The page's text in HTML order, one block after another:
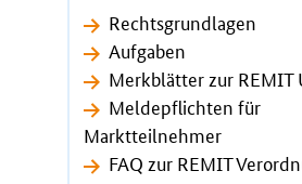
Rechtsgrundlagen
Aufgaben
Merkblätter zur REMIT
Meldepflichten für
Marktteilnehmer
FAQ zur REMIT